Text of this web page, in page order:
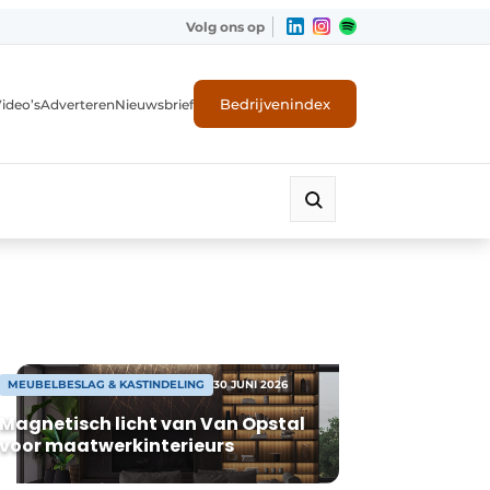
Volg ons op
AdverterenNieuwsbrief Bedrijvenindex
MEUBELBESLAG & KASTINDELING 30 JUNI 2026
Magnetisch licht van Van Opstal
voor maatwerkinterieurs